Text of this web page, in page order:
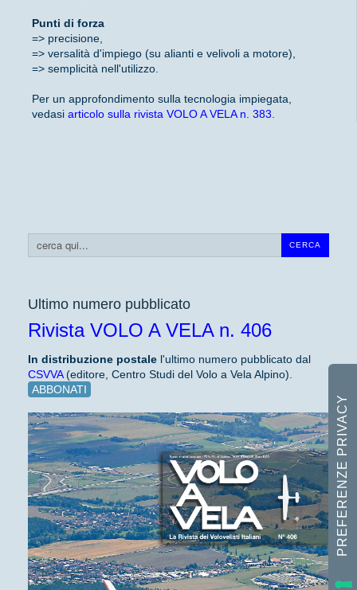
CERCA
Ultimo numero pubblicato
Rivista VOLO A VELA n. 406
In distribuzione postale l'ultimo numero pubblicato dal
CSVVA(editore, Centro Studi del Volo a Vela Alpino).
ABBONATI
Punti di forza
=> precisione,
=> versalità d'impiego (su alianti e velivoli a motore),
=> semplicità nell'utilizzo.
Per un approfondimento sulla tecnologia impiegata,
vedasi articolo sulla rivista VOLO A VELA n. 383